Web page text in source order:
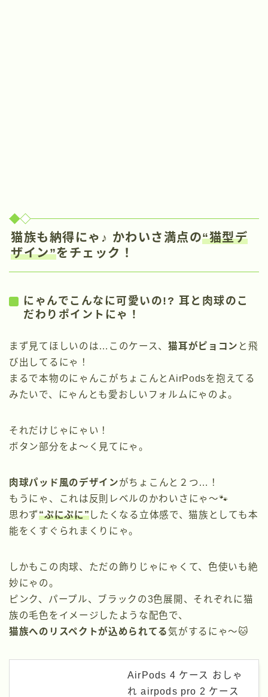
猫族も納得にゃ♪ かわいさ満点の“猫型デ
ザイン”をチェック！
にゃんでこんなに可愛いの!? 耳と肉球のこ
だわりポイントにゃ！
まず見てほしいのは…このケース、猫耳がピョコン と飛
び出してるにゃ！
まるで本物のにゃんこがちょこんとAirPodsを抱えてる
みたいで、にゃんとも愛おしいフォルムにゃのよ。
それだけじゃにゃい！
ボタン部分をよ〜く見てにゃ。
肉球パッド風のデザインがちょこんと２つ…！
もうにゃ、これは反則レベルのかわいさにゃ〜🐾
思わず“ぷにぷに”したくなる立体感で、猫族としても本
能をくすぐられまくりにゃ。
しかもこの肉球、ただの飾りじゃにゃくて、色使いも絶
妙にゃの。
ピンク、パープル、ブラックの3色展開、それぞれに猫
族の毛色をイメージしたような配色で、
猫族へのリスペクトが込められてる気がするにゃ〜🐱
AirPods 4 ケース おしゃ
れ airpods pro 2 ケース